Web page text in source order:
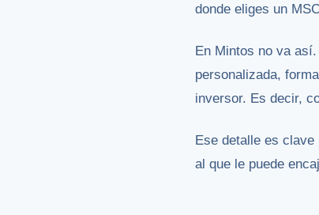
donde eliges un
En Mintos no va
personalizada,
inversor. Es decir,
Ese detalle es
al que le puede